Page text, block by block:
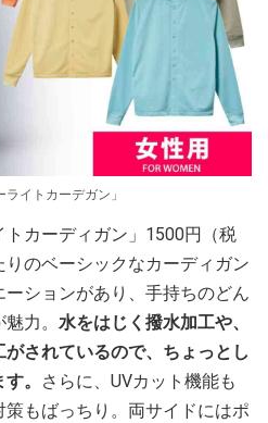
イトカーデガン」
トカーディガン」1500円（税
のベーシックなカーディガン
ションがあり、手持ちのどん
力。 水をはじく撥水加工や、
されているので、ちょっとし
。
さらに、UVカット機能も
もばっちり。両サイドにはポ